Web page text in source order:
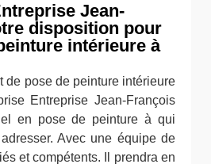
Jean-
disposition pour
intérieure à
de pose de peinture intérieure
Entreprise Jean-François
en pose de peinture à qui
Avec une équipe de
et compétents. Il prendra en